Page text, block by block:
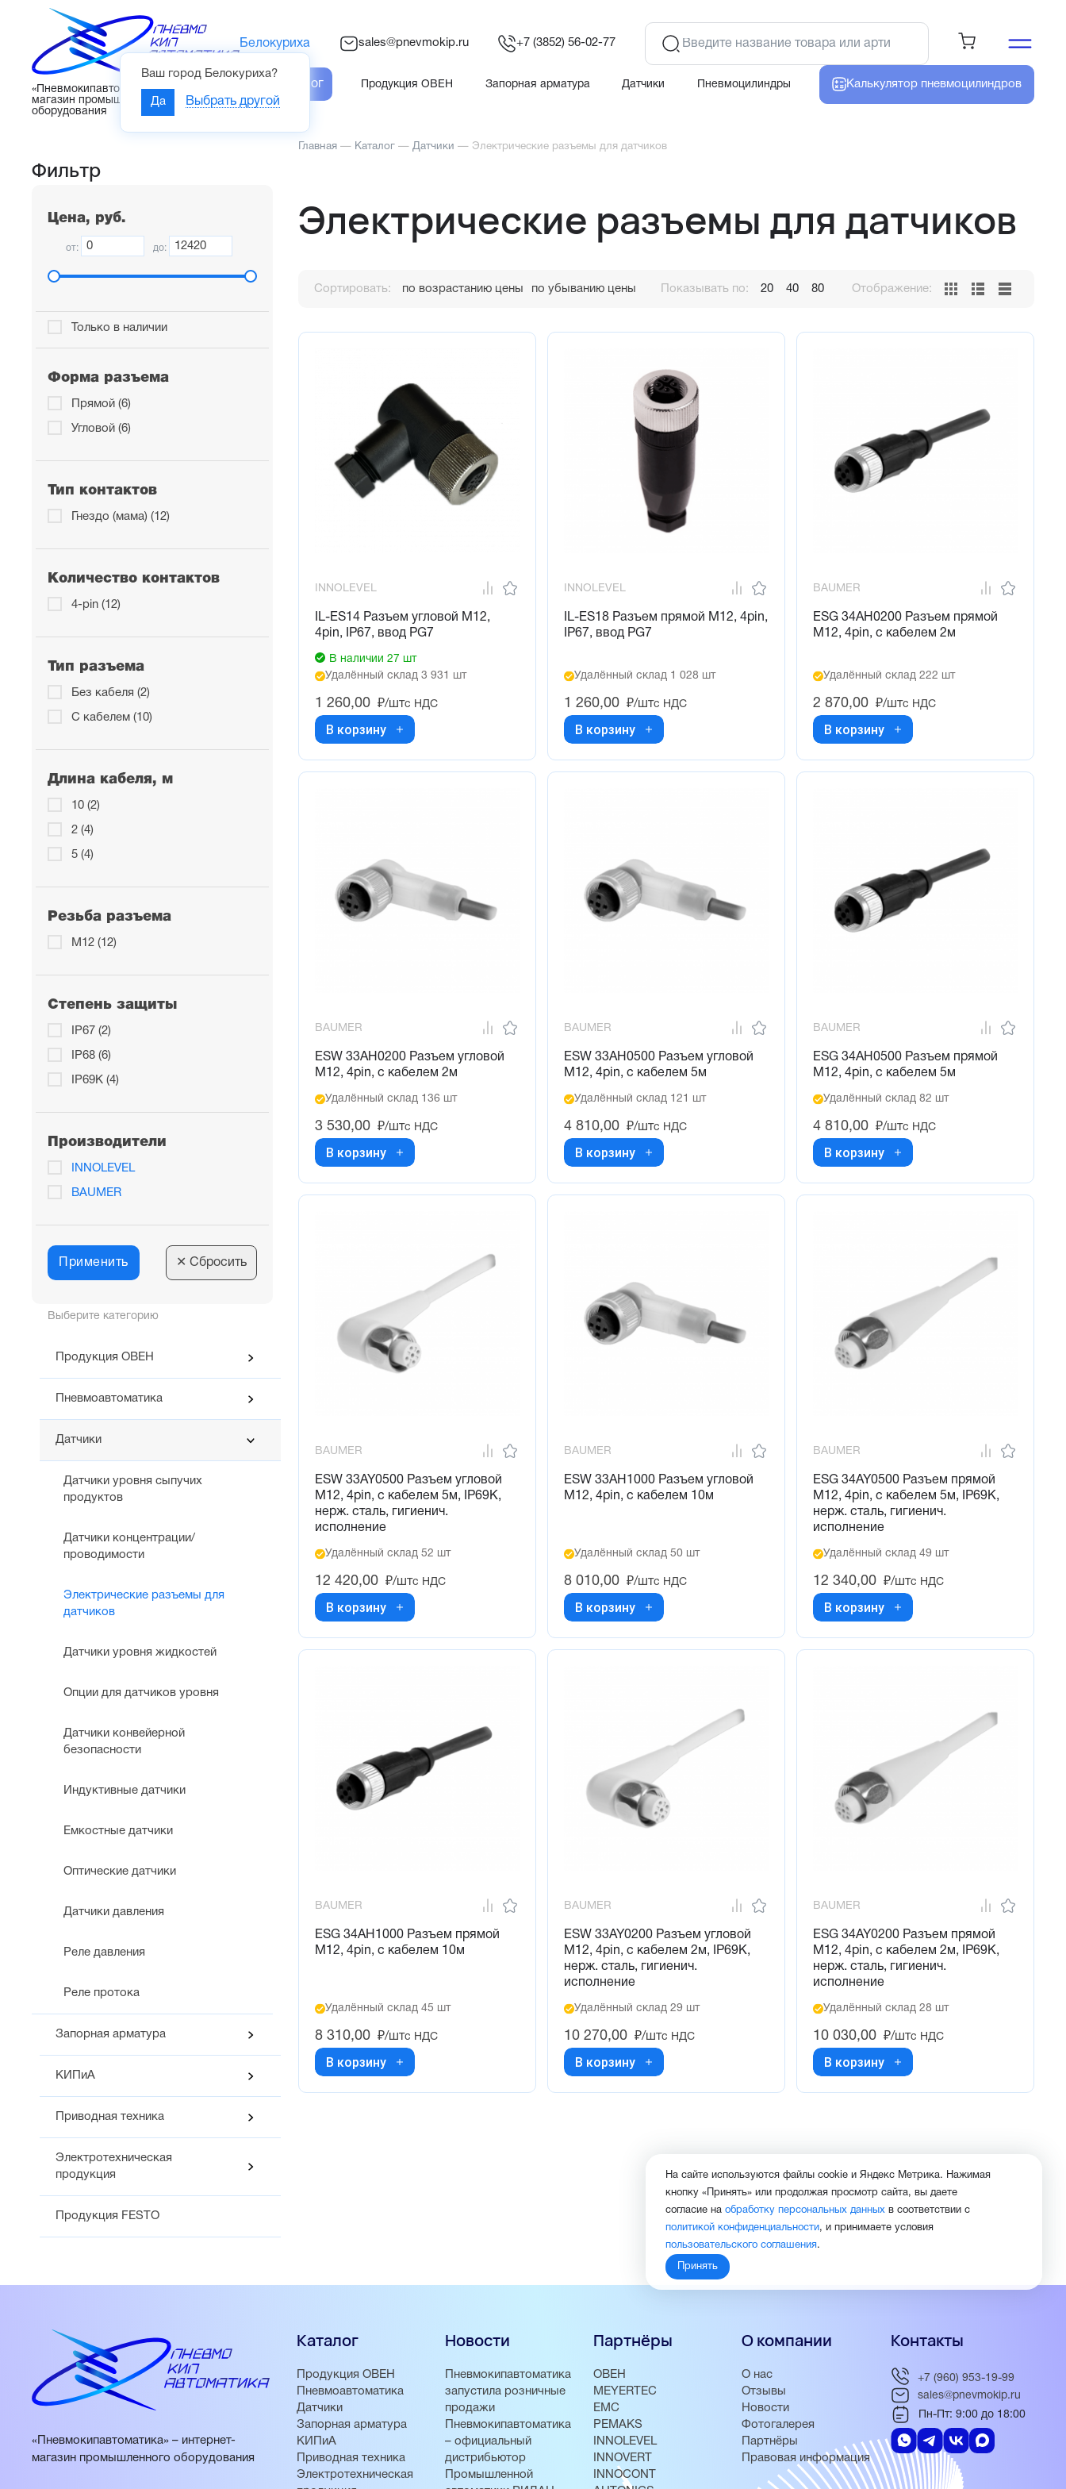
«Пневмокипавтоматика» – интернет-
магазин промышленного
оборудования
Белокуриха
Ваш город Белокуриха?
Да Выбрать другой
sales@pnevmokip.ru +7 (3852) 56-02-77
Каталог Продукция ОВЕН Запорная арматура Датчики Пневмоцилиндры Калькулятор пневмоцилиндров
Выберите категорию
Продукция ОВЕН
Пневмоавтоматика
Датчики
Датчики уровня сыпучих
продуктов
Датчики концентрации/
проводимости
Электрические разъемы для
датчиков
Датчики уровня жидкостей
Опции для датчиков уровня
Датчики конвейерной
безопасности
Индуктивные датчики
Емкостные датчики
Оптические датчики
Датчики давления
Реле давления
Реле протока
Запорная арматура
КИПиА
Приводная техника
Электротехническая
продукция
Продукция FESTO
Фильтр
Цена, руб.
от: до:
Только в наличии
Форма разъема
Прямой (6)
Угловой (6)
Тип контактов
Гнездо (мама) (12)
Количество контактов
4-pin (12)
Тип разъема
Без кабеля (2)
С кабелем (10)
Длина кабеля, м
10 (2)
2 (4)
5 (4)
Резьба разъема
М12 (12)
Степень защиты
IP67 (2)
IP68 (6)
IP69K (4)
Производители
INNOLEVEL
BAUMER
Применить ✕ Сбросить
Главная — Каталог — Датчики — Электрические разъемы для датчиков
Электрические разъемы для датчиков
Сортировать: по возрастанию цены по убыванию цены Показывать по: 20 40 80 Отображение:
INNOLEVEL
IL-ES14 Разъем угловой M12,
4pin, IP67, ввод PG7
В наличии 27 шт
Удалённый склад 3 931 шт
1 260,00 ₽/штс НДС
В корзину
INNOLEVEL
IL-ES18 Разъем прямой M12, 4pin,
IP67, ввод PG7
Удалённый склад 1 028 шт
1 260,00 ₽/штс НДС
В корзину
BAUMER
ESG 34AH0200 Разъем прямой
M12, 4pin, с кабелем 2м
Удалённый склад 222 шт
2 870,00 ₽/штс НДС
В корзину
BAUMER
ESW 33AH0200 Разъем угловой
M12, 4pin, с кабелем 2м
Удалённый склад 136 шт
3 530,00 ₽/штс НДС
В корзину
BAUMER
ESW 33AH0500 Разъем угловой
M12, 4pin, с кабелем 5м
Удалённый склад 121 шт
4 810,00 ₽/штс НДС
В корзину
BAUMER
ESG 34AH0500 Разъем прямой
M12, 4pin, с кабелем 5м
Удалённый склад 82 шт
4 810,00 ₽/штс НДС
В корзину
BAUMER
ESW 33AY0500 Разъем угловой
M12, 4pin, с кабелем 5м, IP69K,
нерж. сталь, гигиенич.
исполнение
Удалённый склад 52 шт
12 420,00 ₽/штс НДС
В корзину
BAUMER
ESW 33AH1000 Разъем угловой
M12, 4pin, с кабелем 10м
Удалённый склад 50 шт
8 010,00 ₽/штс НДС
В корзину
BAUMER
ESG 34AY0500 Разъем прямой
M12, 4pin, с кабелем 5м, IP69K,
нерж. сталь, гигиенич.
исполнение
Удалённый склад 49 шт
12 340,00 ₽/штс НДС
В корзину
BAUMER
ESG 34AH1000 Разъем прямой
M12, 4pin, с кабелем 10м
Удалённый склад 45 шт
8 310,00 ₽/штс НДС
В корзину
BAUMER
ESW 33AY0200 Разъем угловой
M12, 4pin, с кабелем 2м, IP69K,
нерж. сталь, гигиенич.
исполнение
Удалённый склад 29 шт
10 270,00 ₽/штс НДС
В корзину
BAUMER
ESG 34AY0200 Разъем прямой
M12, 4pin, с кабелем 2м, IP69K,
нерж. сталь, гигиенич.
исполнение
Удалённый склад 28 шт
10 030,00 ₽/штс НДС
В корзину
«Пневмокипавтоматика» – интернет-
магазин промышленного оборудования
Каталог
Продукция ОВЕН
Пневмоавтоматика
Датчики
Запорная арматура
КИПиА
Приводная техника
Электротехническая
Новости
Пневмокипавтоматика
запустила розничные
продажи
Пневмокипавтоматика
– официальный
дистрибьютор
Промышленной
Партнёры
ОВЕН
MEYERTEC
EMC
PEMAKS
INNOLEVEL
INNOVERT
INNOCONT
О компании
О нас
Отзывы
Новости
Фотогалерея
Партнёры
Правовая информация
Контакты
+7 (960) 953-19-99
sales@pnevmokip.ru
Пн-Пт: 9:00 до 18:00
На сайте используются файлы cookie и Яндекс Метрика. Нажимая
кнопку «Принять» или продолжая просмотр сайта, вы даете
согласие на обработку персональных данных в соответствии с
политикой конфиденциальности, и принимаете условия
пользовательского соглашения.
Принять